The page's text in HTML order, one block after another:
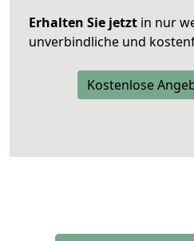
Erhalten Sie jetzt in nur
unverbindliche und
Kostenlose